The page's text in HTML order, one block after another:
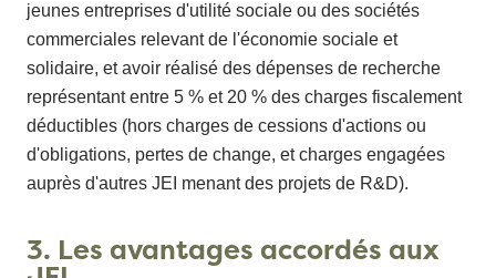
jeunes entreprises d'utilité sociale ou des sociétés
commerciales relevant de l'économie sociale et
solidaire, et avoir réalisé des dépenses de recherche
représentant entre 5 % et 20 % des charges fiscalement
déductibles (hors charges de cessions d'actions ou
d'obligations, pertes de change, et charges engagées
auprès d'autres JEI menant des projets de R&D).
3. Les avantages accordés aux